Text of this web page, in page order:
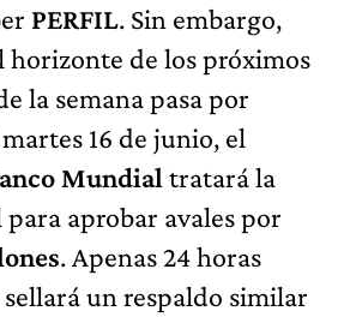
PERFIL. Sin embargo,
horizonte de los próximos
la semana pasa por
16 de junio, el
Mundial tratará la
aprobar avales por
. Apenas 24 horas
sellará un respaldo similar